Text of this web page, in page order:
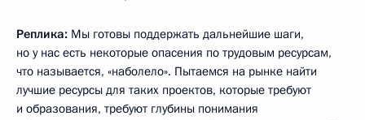
Реплика: Мы готовы поддержать дальнейшие шаги,
но у нас есть некоторые опасения по трудовым ресурсам,
что называется, «наболело». Пытаемся на рынке найти
лучшие ресурсы для таких проектов, которые требуют
и образования, требуют глубины понимания